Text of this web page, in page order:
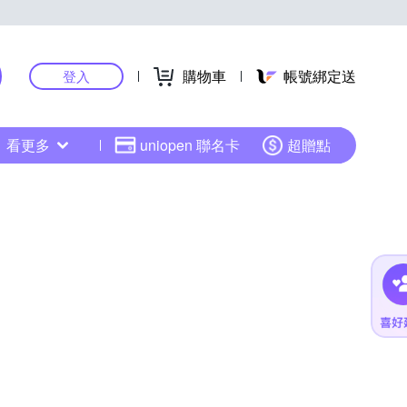
登入 購物車 帳號綁定送
看更多 uniopen 聯名卡 超贈點